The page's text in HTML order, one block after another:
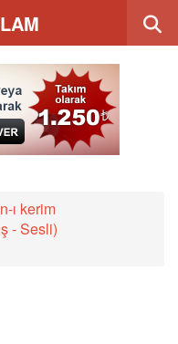
ı kerim
- Sesli)